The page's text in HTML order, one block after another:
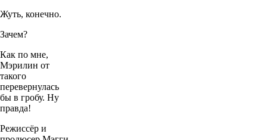
Жуть, конечно.
Зачем?
Как по мне,
Мэрилин от
такого
перевернулась
бы в гробу. Ну
правда!
Режиссёр и